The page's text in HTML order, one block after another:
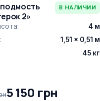
2»
В НАЛИЧИИ
4 м
1,51 × 0,51 м
45 кг
5 150 грн